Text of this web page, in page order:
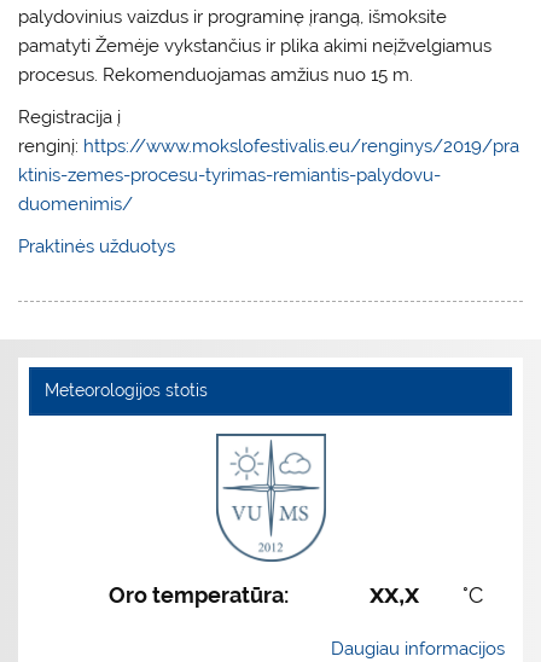
palydovinius vaizdus ir programinę įrangą, išmoksite
pamatyti Žemėje vykstančius ir plika akimi neįžvelgiamus
procesus. Rekomenduojamas amžius nuo 15 m.
Registracija į
renginį: https://www.mokslofestivalis.eu/renginys/2019/pra
ktinis-zemes-procesu-tyrimas-remiantis-palydovu-
duomenimis/
Praktinės užduotys
Meteorologijos stotis
Oro temperatūra: xx,x °C
Daugiau informacijos